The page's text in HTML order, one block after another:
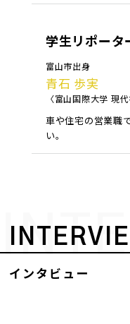
学生リポータ
富山市出身
青石 歩実
〈富山国際大学 現代
車や住宅の営業職
い。
インタビュー